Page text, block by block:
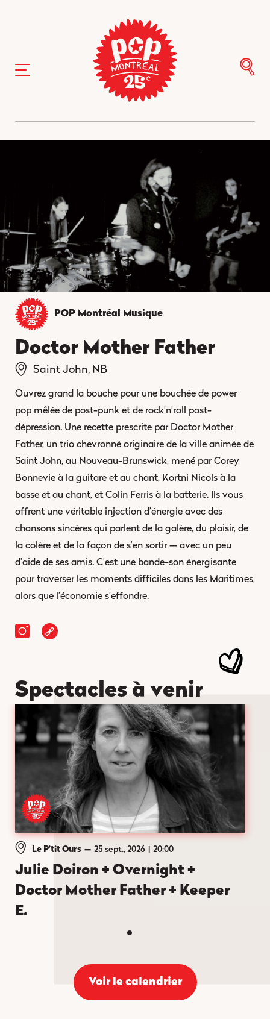
POP Montréal Musique
Doctor Mother Father
Saint John, NB
Ouvrez grand la bouche pour une bouchée de power
pop mêlée de post-punk et de rock’n’roll post-
dépression. Une recette prescrite par Doctor Mother
Father, un trio chevronné originaire de la ville animée de
Saint John, au Nouveau-Brunswick, mené par Corey
Bonnevie à la guitare et au chant, Kortni Nicols à la
basse et au chant, et Colin Ferris à la batterie. Ils vous
offrent une véritable injection d’énergie avec des
chansons sincères qui parlent de la galère, du plaisir, de
la colère et de la façon de s’en sortir — avec un peu
d’aide de ses amis. C’est une bande-son énergisante
pour traverser les moments difficiles dans les Maritimes,
alors que l’économie s’effondre.
Spectacles à venir
Le P’tit Ours — 25 sept., 2026 20:00
Julie Doiron + Overnight +
Doctor Mother Father + Keeper
E.
Voir le calendrier